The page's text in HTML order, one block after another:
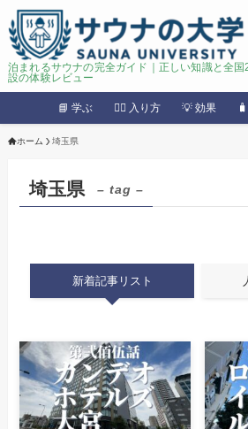
泊まれるサウナの完全ガイド｜正しい知識と全国
設の体験レビュー
📘 学ぶ 🧖‍♂️ 入り方 💡 効果
ホーム 埼玉県
埼玉県 – tag –
新着記事リスト